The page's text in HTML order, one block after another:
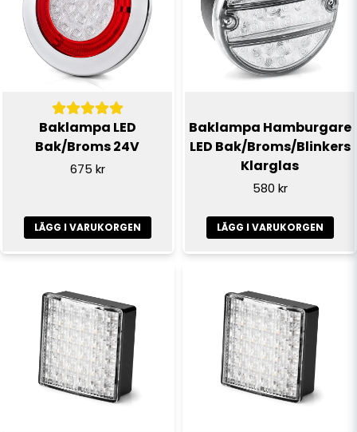
Baklampa LED
Bak/Broms 24V
675 kr
LÄGG I VARUKORGEN
Baklampa Hamburgare
LED Bak/Broms/Blinkers
Klarglas
580 kr
LÄGG I VARUKORGEN